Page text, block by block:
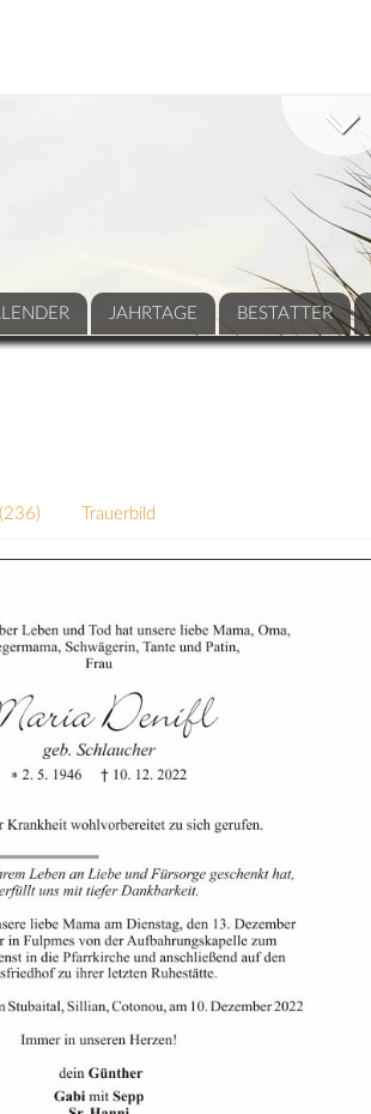
JAHRTAGE BESTATTER
236)
Trauerbild